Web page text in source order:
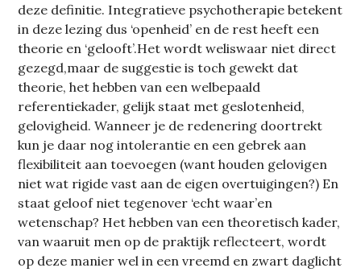
deze definitie. Integratieve psychotherapie betekent
in deze lezing dus ‘openheid’ en de rest heeft een
theorie en ‘gelooft’.Het wordt weliswaar niet direct
gezegd,maar de suggestie is toch gewekt dat
theorie, het hebben van een welbepaald
referentiekader, gelijk staat met geslotenheid,
gelovigheid. Wanneer je de redenering doortrekt
kun je daar nog intolerantie en een gebrek aan
flexibiliteit aan toevoegen (want houden gelovigen
niet wat rigide vast aan de eigen overtuigingen?) En
staat geloof niet tegenover ‘echt waar’en
wetenschap? Het hebben van een theoretisch kader,
van waaruit men op de praktijk reflecteert, wordt
op deze manier wel in een vreemd en zwart daglicht